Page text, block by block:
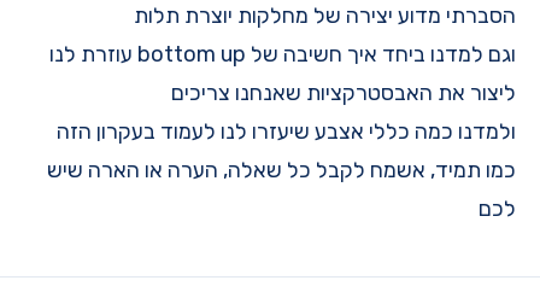
הסברתי מדוע יצירה של מחלקות יוצרת תלות
וגם למדנו ביחד איך חשיבה של bottom up עוזרת לנו
ליצור את האבסטרקציות שאנחנו צריכים
ולמדנו כמה כללי אצבע שיעזרו לנו לעמוד בעקרון הזה
כמו תמיד, אשמח לקבל כל שאלה, הערה או הארה שיש
לכם